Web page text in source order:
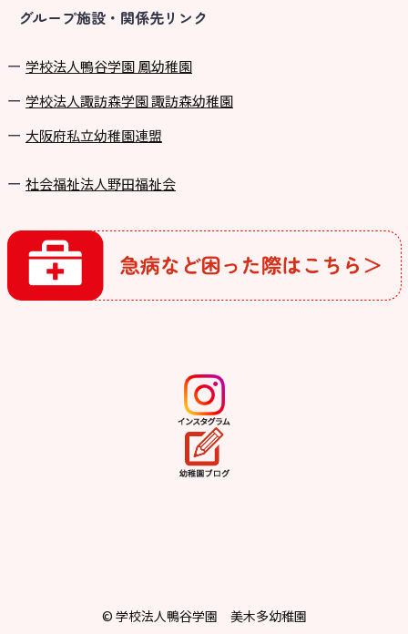
グループ施設・関係先リンク
学校法⼈鴨⾕学園 鳳幼稚園
学校法⼈諏訪森学園 諏訪森幼稚園
⼤阪府私⽴幼稚園連盟
社会福祉法人野田福祉会
© 学校法人鴨谷学園 美木多幼稚園